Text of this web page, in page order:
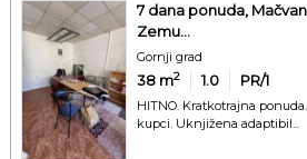
7 dana ponuda,
Zemu...
Gornji grad
38 m2 1.0 PR/1
HITNO. Kratkotrajna
kupci. Uknjižena adaptibil...